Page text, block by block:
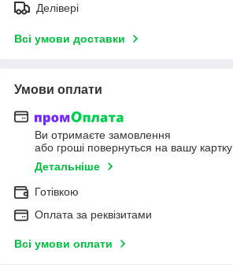
Делівері
Всі умови доставки
Умови оплати
Ви отримаєте замовлення
або гроші повернуться на вашу картку
Детальніше
Готівкою
Оплата за реквізитами
Всі умови оплати